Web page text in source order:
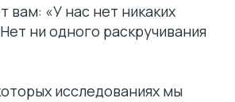
вам: «У нас нет никаких
ни одного раскручивания
исследованиях мы